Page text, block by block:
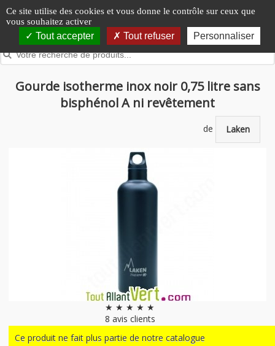
Panneau de gestion des cookies
Ce site utilise des cookies et vous donne le contrôle sur ceux que
vous souhaitez activer
Tout accepter Tout refuser Personnaliser
Gourde isotherme inox noir 0,75 litre sans
bisphénol A ni revêtement
de Laken
★ ★ ★ ★ ★
8 avis clients
Ce produit ne fait plus partie de notre catalogue